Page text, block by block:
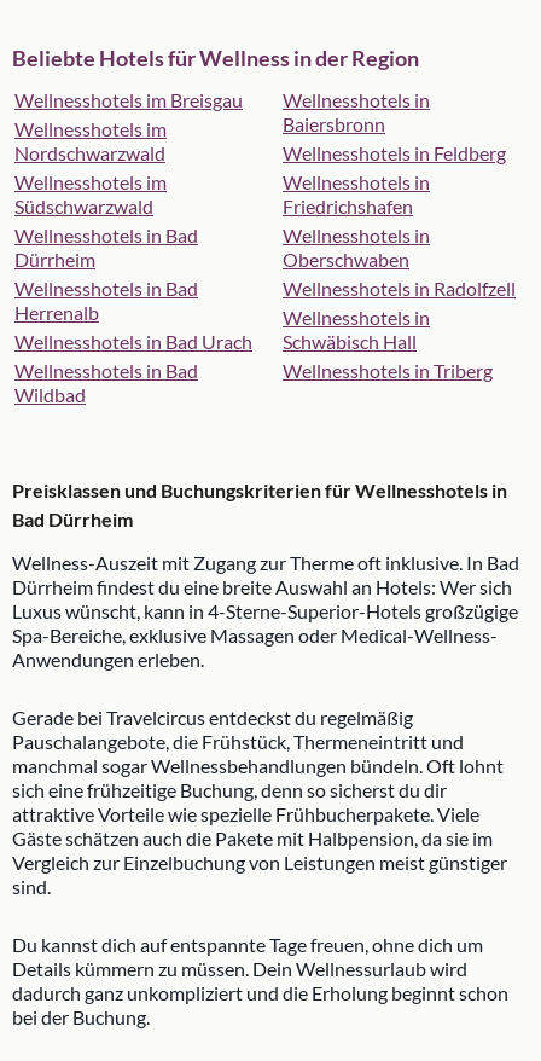
Beliebte Hotels für Wellness in der Region
Wellnesshotels im Breisgau
Wellnesshotels im
Nordschwarzwald
Wellnesshotels im
Südschwarzwald
Wellnesshotels in Bad
Dürrheim
Wellnesshotels in Bad
Herrenalb
Wellnesshotels in Bad Urach
Wellnesshotels in Bad
Wildbad
Wellnesshotels in
Baiersbronn
Wellnesshotels in Feldberg
Wellnesshotels in
Friedrichshafen
Wellnesshotels in
Oberschwaben
Wellnesshotels in Radolfzell
Wellnesshotels in
Schwäbisch Hall
Wellnesshotels in Triberg
Preisklassen und Buchungskriterien für Wellnesshotels in
Bad Dürrheim
Wellness-Auszeit mit Zugang zur Therme oft inklusive. In Bad
Dürrheim findest du eine breite Auswahl an Hotels: Wer sich
Luxus wünscht, kann in 4-Sterne-Superior-Hotels großzügige
Spa-Bereiche, exklusive Massagen oder Medical-Wellness-
Anwendungen erleben.
Gerade bei Travelcircus entdeckst du regelmäßig
Pauschalangebote, die Frühstück, Thermeneintritt und
manchmal sogar Wellnessbehandlungen bündeln. Oft lohnt
sich eine frühzeitige Buchung, denn so sicherst du dir
attraktive Vorteile wie spezielle Frühbucherpakete. Viele
Gäste schätzen auch die Pakete mit Halbpension, da sie im
Vergleich zur Einzelbuchung von Leistungen meist günstiger
sind.
Du kannst dich auf entspannte Tage freuen, ohne dich um
Details kümmern zu müssen. Dein Wellnessurlaub wird
dadurch ganz unkompliziert und die Erholung beginnt schon
bei der Buchung.